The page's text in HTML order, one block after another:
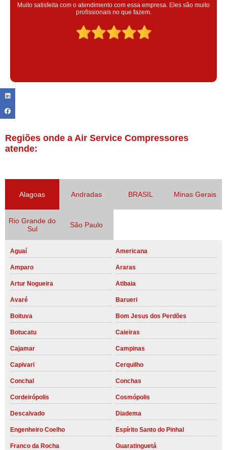
Super satisfeita com o serviço prestado, atendimento muito bom!
colaoradores educado e transparente, destaque para o colaborador
Claudinei excelente profissional!
Regiões onde a Air Service Compressores
atende:
Alagoas Andradas BRASIL Minas Gerais
Rio Grande do
Sul
São Paulo
Aguaí Americana
Amparo Araras
Artur Nogueira Atibaia
Avaré Barueri
Boituva Bom Jesus dos Perdões
Botucatu Caieiras
Cajamar Campinas
Capivari Cerquilho
Conchal Conchas
Cordeirópolis Cosmópolis
Descalvado Diadema
Engenheiro Coelho Espírito Santo do Pinhal
Franco da Rocha Guaratinguetá